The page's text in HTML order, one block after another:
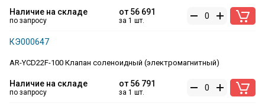
от 56 691
за 1 шт.
Наличие на складе
по запросу
AR-YCD22F-100 Клапан соленоидный (электромагнитный)
КЭ000647
от 56 791
за 1 шт.
Наличие на складе
по запросу